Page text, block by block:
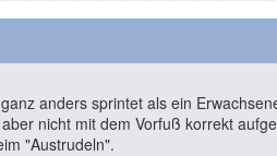
anders sprintet als ein
nicht mit dem Vorfuß korrekt
"Austrudeln".